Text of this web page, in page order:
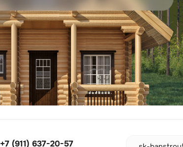
+7 (911) 637-20-57